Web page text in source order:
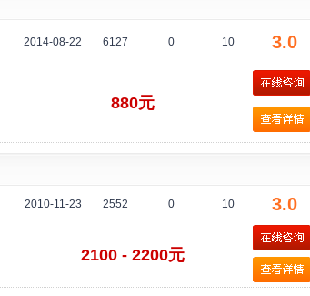
2014-08-22 6127 0 10 3.0
880元
2010-11-23 2552 0 10 3.0
2100 - 2200元